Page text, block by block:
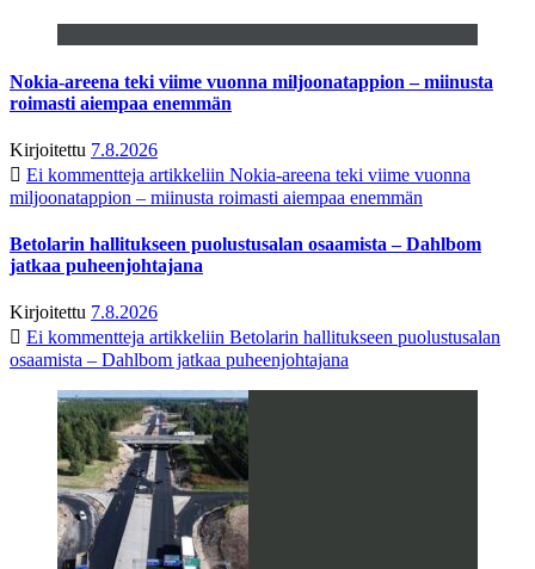
Nokia-areena teki viime vuonna miljoonatappion – miinusta
roimasti aiempaa enemmän
Kirjoitettu 7.8.2026
Ei kommentteja artikkeliin Nokia-areena teki viime vuonna
miljoonatappion – miinusta roimasti aiempaa enemmän
Betolarin hallitukseen puolustusalan osaamista – Dahlbom
jatkaa puheenjohtajana
Kirjoitettu 7.8.2026
Ei kommentteja artikkeliin Betolarin hallitukseen puolustusalan
osaamista – Dahlbom jatkaa puheenjohtajana